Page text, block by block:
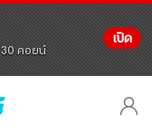
30 คอยน์
เปิด